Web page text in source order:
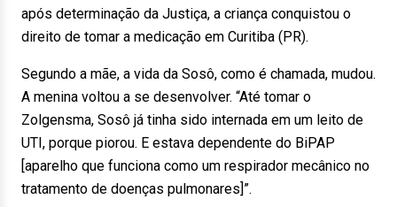
após determinação da Justiça, a criança conquistou o
direito de tomar a medicação em Curitiba (PR).
Segundo a mãe, a vida da Sosô, como é chamada, mudou.
A menina voltou a se desenvolver. “Até tomar o
Zolgensma, Sosô já tinha sido internada em um leito de
UTI, porque piorou. E estava dependente do BiPAP
[aparelho que funciona como um respirador mecânico no
tratamento de doenças pulmonares]”.